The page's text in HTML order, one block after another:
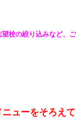
の絞り込みなど、
ューをそろえて